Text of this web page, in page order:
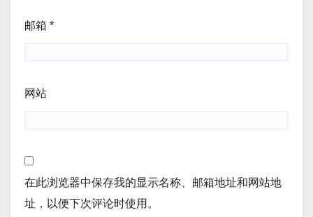
邮箱 *
网站
在此浏览器中保存我的显示名称、邮箱地址和网站地
址，以便下次评论时使用。